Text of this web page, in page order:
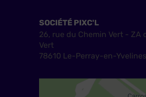
SOCIÉTÉ PIXC'L
26, rue du Chemin Vert - ZA
Vert
78610 Le-Perray-en-Yvelines